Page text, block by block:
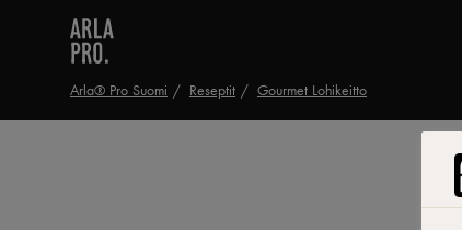
Arla® Pro Suomi Reseptit Gourmet Lohikeitto